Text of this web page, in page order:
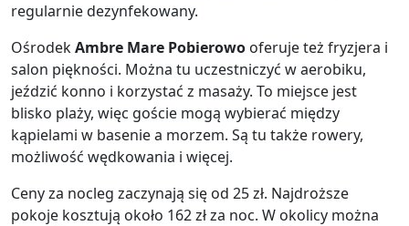
regularnie dezynfekowany.
OśrodekAmbre Mare Pobierowo oferuje też fryzjera i
salon piękności. Można tu uczestniczyć w aerobiku,
jeździć konno i korzystać z masaży. To miejsce jest
blisko plaży, więc goście mogą wybierać między
kąpielami w basenie a morzem. Są tu także rowery,
możliwość wędkowania i więcej.
Ceny za nocleg zaczynają się od 25 zł. Najdroższe
pokoje kosztują około 162 zł za noc. W okolicy można